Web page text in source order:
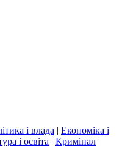
і влада | Економіка і
і освіта | Кримінал |